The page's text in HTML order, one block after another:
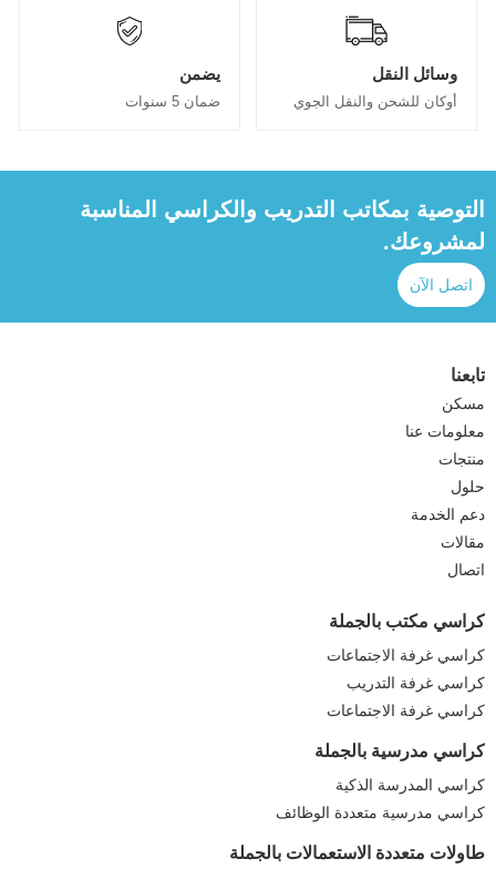
وسائل النقل
أوكان للشحن والنقل الجوي
يضمن
ضمان 5 سنوات
التوصية بمكاتب التدريب والكراسي المناسبة
لمشروعك.
اتصل الآن
تابعنا
مسكن
معلومات عنا
منتجات
حلول
دعم الخدمة
مقالات
اتصال
كراسي مكتب بالجملة
كراسي غرفة الاجتماعات
كراسي غرفة التدريب
كراسي غرفة الاجتماعات
كراسي مدرسية بالجملة
كراسي المدرسة الذكية
كراسي مدرسية متعددة الوظائف
طاولات متعددة الاستعمالات بالجملة